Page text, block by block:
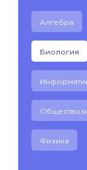
Алгебра
Биология
Физика